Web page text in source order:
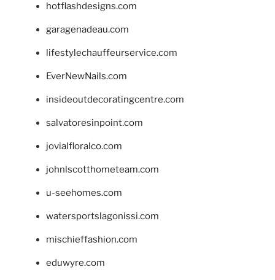
hotflashdesigns.com
garagenadeau.com
lifestylechauffeurservice.com
EverNewNails.com
insideoutdecoratingcentre.com
salvatoresinpoint.com
jovialfloralco.com
johnlscotthometeam.com
u-seehomes.com
watersportslagonissi.com
mischieffashion.com
eduwyre.com